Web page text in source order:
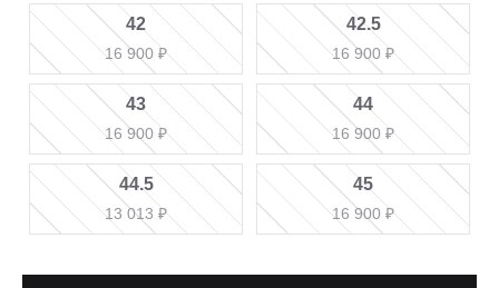
42
16 900 ₽
42.5
16 900 ₽
43
16 900 ₽
44
16 900 ₽
44.5
13 013 ₽
45
16 900 ₽